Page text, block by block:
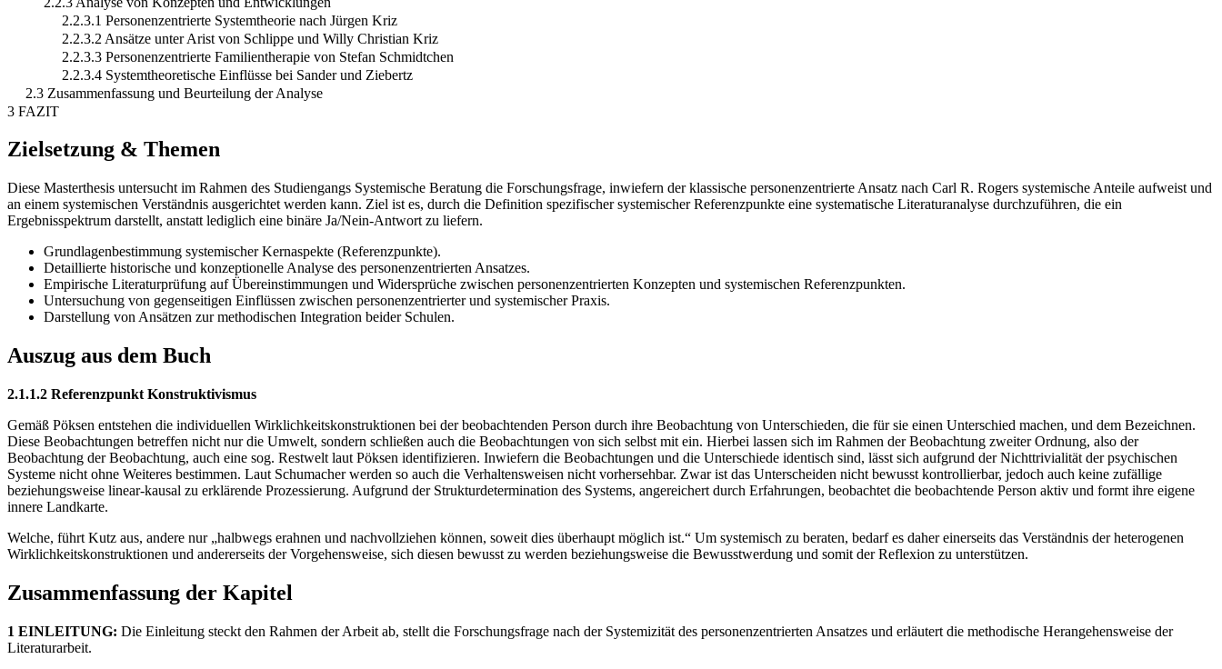
2.2.3.1 Personenzentrierte Systemtheorie nach Jürgen Kriz
2.2.3.2 Ansätze unter Arist von Schlippe und Willy Christian Kriz
2.2.3.3 Personenzentrierte Familientherapie von Stefan Schmidtchen
2.2.3.4 Systemtheoretische Einflüsse bei Sander und Ziebertz
2.3 Zusammenfassung und Beurteilung der Analyse
3 FAZIT
Zielsetzung & Themen
Diese Masterthesis untersucht im Rahmen des Studiengangs Systemische Beratung die Forschungsfrage, inwiefern der klassische personenzentrierte Ansatz nach Carl R. Rogers systemische Anteile aufweist und
an einem systemischen Verständnis ausgerichtet werden kann. Ziel ist es, durch die Definition spezifischer systemischer Referenzpunkte eine systematische Literaturanalyse durchzuführen, die ein
Ergebnisspektrum darstellt, anstatt lediglich eine binäre Ja/Nein-Antwort zu liefern.
Grundlagenbestimmung systemischer Kernaspekte (Referenzpunkte).
Detaillierte historische und konzeptionelle Analyse des personenzentrierten Ansatzes.
Empirische Literaturprüfung auf Übereinstimmungen und Widersprüche zwischen personenzentrierten Konzepten und systemischen Referenzpunkten.
Untersuchung von gegenseitigen Einflüssen zwischen personenzentrierter und systemischer Praxis.
Darstellung von Ansätzen zur methodischen Integration beider Schulen.
Auszug aus dem Buch
2.1.1.2 Referenzpunkt Konstruktivismus
Gemäß Pöksen entstehen die individuellen Wirklichkeitskonstruktionen bei der beobachtenden Person durch ihre Beobachtung von Unterschieden, die für sie einen Unterschied machen, und dem Bezeichnen.
Diese Beobachtungen betreffen nicht nur die Umwelt, sondern schließen auch die Beobachtungen von sich selbst mit ein. Hierbei lassen sich im Rahmen der Beobachtung zweiter Ordnung, also der
Beobachtung der Beobachtung, auch eine sog. Restwelt laut Pöksen identifizieren. Inwiefern die Beobachtungen und die Unterschiede identisch sind, lässt sich aufgrund der Nichttrivialität der psychischen
Systeme nicht ohne Weiteres bestimmen. Laut Schumacher werden so auch die Verhaltensweisen nicht vorhersehbar. Zwar ist das Unterscheiden nicht bewusst kontrollierbar, jedoch auch keine zufällige
beziehungsweise linear-kausal zu erklärende Prozessierung. Aufgrund der Strukturdetermination des Systems, angereichert durch Erfahrungen, beobachtet die beobachtende Person aktiv und formt ihre eigene
innere Landkarte.
Welche, führt Kutz aus, andere nur „halbwegs erahnen und nachvollziehen können, soweit dies überhaupt möglich ist.“ Um systemisch zu beraten, bedarf es daher einerseits das Verständnis der heterogenen
Wirklichkeitskonstruktionen und andererseits der Vorgehensweise, sich diesen bewusst zu werden beziehungsweise die Bewusstwerdung und somit der Reflexion zu unterstützen.
Zusammenfassung der Kapitel
1 EINLEITUNG: Die Einleitung steckt den Rahmen der Arbeit ab, stellt die Forschungsfrage nach der Systemizität des personenzentrierten Ansatzes und erläutert die methodische Herangehensweise der
Literaturarbeit.